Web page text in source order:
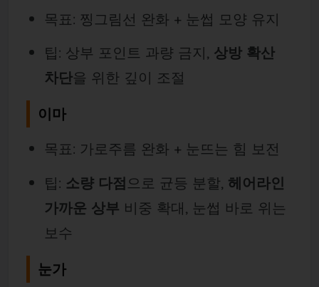
목표: 찡그림선 완화 + 눈썹 모양 유지
팁: 상부 포인트 과량 금지, 상방 확산
차단을 위한 깊이 조절
이마
목표: 가로주름 완화 + 눈뜨는 힘 보전
팁: 소량 다점 으로 균등 분할, 헤어라인
가까운 상부 비중 확대, 눈썹 바로 위는
보수
눈가